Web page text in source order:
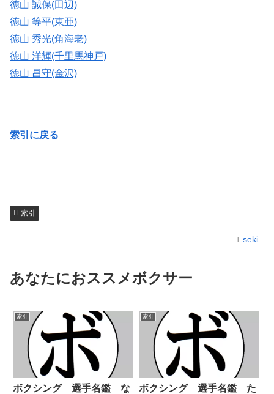
徳山 誠保(田辺)
徳山 等平(東亜)
徳山 秀光(角海老)
徳山 洋輝(千里馬神戸)
徳山 昌守(金沢)
索引に戻る
索引
seki
あなたにおススメボクサー
索引
ボクシング 選手名鑑 な
索引
ボクシング 選手名鑑 た